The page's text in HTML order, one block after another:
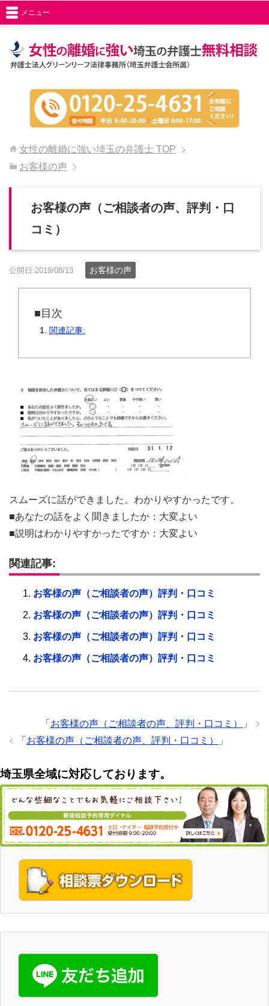
メニュー
女性の離婚に強い埼玉の弁護士 TOP
お客様の声
お客様の声（ご相談者の声、評判・口
コミ）
公開日:2019/08/13 お客様の声
■目次
関連記事:
スムーズに話ができました。わかりやすかったです。
■あなたの話をよく聞きましたか：大変よい
■説明はわかりやすかったですか：大変よい
関連記事:
お客様の声（ご相談者の声）評判・口コミ
お客様の声（ご相談者の声）評判・口コミ
お客様の声（ご相談者の声）評判・口コミ
お客様の声（ご相談者の声）評判・口コミ
「 お客様の声（ご相談者の声、評判・口コミ）
」
「 お客様の声（ご相談者の声、評判・口コミ） 」
埼玉県全域に対応しております。